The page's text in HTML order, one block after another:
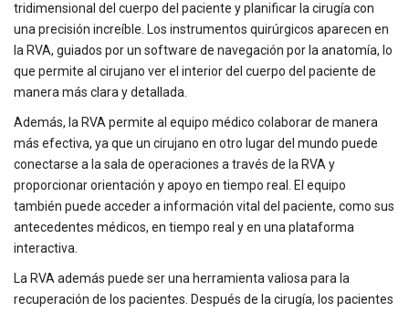
tridimensional del cuerpo del paciente y planificar la cirugía con
una precisión increíble. Los instrumentos quirúrgicos aparecen en
la RVA, guiados por un software de navegación por la anatomía, lo
que permite al cirujano ver el interior del cuerpo del paciente de
manera más clara y detallada.
Además, la RVA permite al equipo médico colaborar de manera
más efectiva, ya que un cirujano en otro lugar del mundo puede
conectarse a la sala de operaciones a través de la RVA y
proporcionar orientación y apoyo en tiempo real. El equipo
también puede acceder a información vital del paciente, como sus
antecedentes médicos, en tiempo real y en una plataforma
interactiva.
La RVA además puede ser una herramienta valiosa para la
recuperación de los pacientes. Después de la cirugía, los pacientes